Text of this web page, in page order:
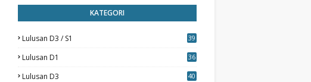
KATEGORI
Lulusan D3 / S1
39
Lulusan D1 36
Lulusan D3
40